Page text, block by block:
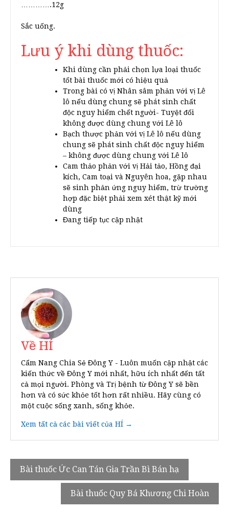
………….12g
Sắc uống.
Lưu ý khi dùng thuốc:
Khi dùng cần phải chọn lựa loại thuốc
tốt bài thuốc mới có hiệu quả
Trong bài có vị Nhân sâm phản với vị Lê
lô nếu dùng chung sẽ phát sinh chất
độc nguy hiểm chết người- Tuyệt đối
không được dùng chung với Lê lô
Bạch thược phản với vị Lê lô nếu dùng
chung sẽ phát sinh chất độc nguy hiểm
– không được dùng chung với Lê lô
Cam thảo phản với vị Hải tảo, Hồng đại
kích, Cam toại và Nguyên hoa, gặp nhau
sẽ sinh phản ứng nguy hiểm, trừ trường
hợp đặc biệt phải xem xét thật kỹ mới
dùng
Đang tiếp tục cập nhật
Về HÍ
Cẩm Nang Chia Sẻ Đông Y - Luôn muốn cập nhật các
kiến thức về Đông Y mới nhất, hữu ích nhất đến tất
cả mọi người. Phòng và Trị bệnh từ Đông Y sẽ bền
hơn và có sức khỏe tốt hơn rất nhiều. Hãy cùng có
một cuộc sống xanh, sống khỏe.
Xem tất cả các bài viết của HÍ →
Điều
hướng
Bài thuốc Ức Can Tán Gia Trần Bì Bán hạ
Bài thuốc Quy Bá Khương Chi Hoàn